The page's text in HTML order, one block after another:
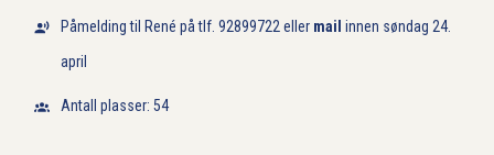
Påmelding til René på tlf. 92899722 eller mail innen søndag 24.
april
Antall plasser: 54